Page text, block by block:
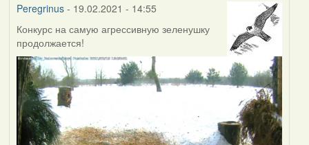
Peregrinus- 19.02.2021 - 14:55
Конкурс на самую агрессивную зеленушку
продолжается!